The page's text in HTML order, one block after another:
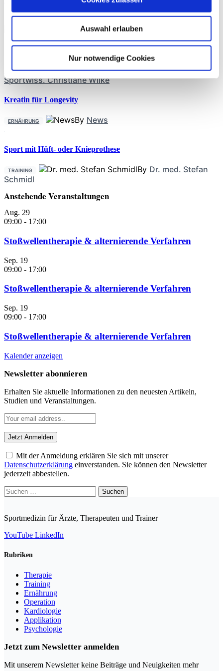
Auswahl erlauben
Nur notwendige Cookies
,Prof. Dr. phil. Daniel Niederer
med. Christoph Offerhaus,Alexander Glowa,Dr.
Sportwiss. Christiane Wilke
Kreatin für Longevity
ERNÄHRUNG By News
Sport mit Hüft- oder Knieprothese
TRAINING By Dr. med. Stefan
Schmidl
Anstehende Veranstaltungen
Aug. 29
09:00 - 17:00
Stoßwellentherapie & alternierende Verfahren
Sep. 19
09:00 - 17:00
Stoßwellentherapie & alternierende Verfahren
Sep. 19
09:00 - 17:00
Stoßwellentherapie & alternierende Verfahren
Kalender anzeigen
Newsletter abonnieren
Erhalten Sie aktuelle Informationen zu den neuesten Artikeln,
Studien und Veranstaltungen.
Mit der Anmeldung erklären Sie sich mit unserer
Datenschutzerklärung einverstanden. Sie können den Newsletter
jederzeit abbestellen.
Suchen
nach:
Sportmedizin für Ärzte, Therapeuten und Trainer
YouTube LinkedIn
Rubriken
Therapie
Training
Ernährung
Operation
Kardiologie
Applikation
Psychologie
Jetzt zum Newsletter anmelden
Mit unserem Newsletter keine Beiträge und Neuigkeiten mehr